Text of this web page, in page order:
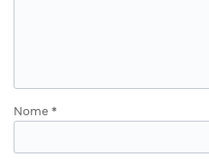
Nome *